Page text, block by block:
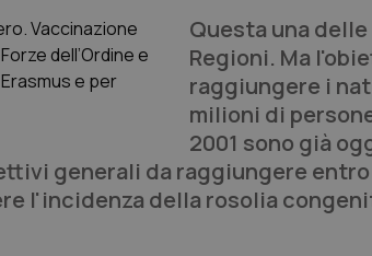
Questa una
Regioni. Ma
raggiungere i
milioni di
2001 sono già
generali da raggiungere
l'incidenza della rosolia